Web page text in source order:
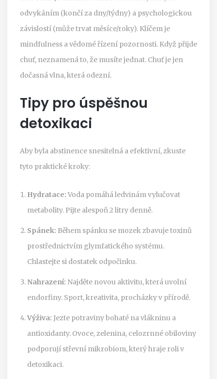
odvykáním (končí za dny/týdny) a psychologickou
závislostí (může trvat měsíce/roky). Klíčem je
mindfulness a vědomé řízení pozornosti. Když přijde
chuť, neznamená to, že musíte jednat. Chuť je jen
dočasná vlna, která odezní.
Tipy pro úspěšnou
detoxikaci
Aby byla abstinence snesitelná a efektivní, zkuste
tyto praktické kroky:
Hydratace: Voda pomáhá ledvinám vylučovat
metabolity. Pijte alespoň 2 litry denně.
Spánek: Během spánku se mozek zbavuje toxinů
prostřednictvím glymfatického systému.
Chlastejte si dostatek odpočinku.
Nahrazení: Najděte novou aktivitu, která uvolní
endorfiny. Sport, kreativita, procházky v přírodě.
Výživa: Jezte potraviny bohaté na vlákninu a
antioxidanty. Ovoce, zelenina, celozrnné obiloviny
podporují střevní mikrobiom, který hraje roli v
detoxikaci.